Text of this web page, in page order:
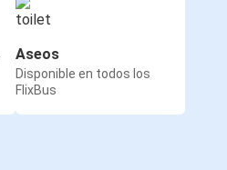
Aseos
Disponible en todos los
FlixBus